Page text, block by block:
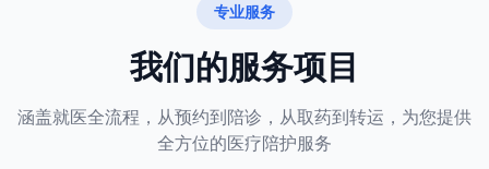
专业服务
我们的服务项目
涵盖就医全流程，从预约到陪诊，从取药到转运，为您提供
全方位的医疗陪护服务